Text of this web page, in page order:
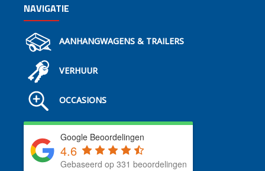
NAVIGATIE
AANHANGWAGENS & TRAILERS
VERHUUR
OCCASIONS
Google Beoordelingen
4.6
Gebaseerd op 331 beoordelingen